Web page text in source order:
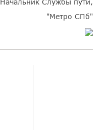
Начальник Службы пути,
"Метро СПб"